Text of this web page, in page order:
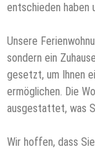
entschieden haben
Unsere
sondern ein
gesetzt, um Ihnen
ermöglichen. Die
ausgestattet, was
Wir hoffen, dass